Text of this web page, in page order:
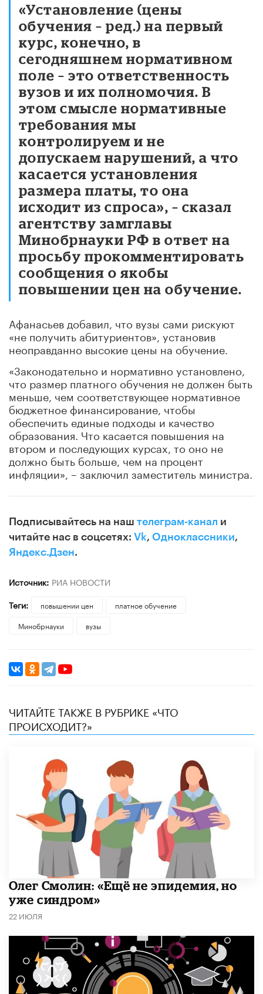
«Установление (цены
обучения – ред.) на первый
курс, конечно, в
сегодняшнем нормативном
поле – это ответственность
вузов и их полномочия. В
этом смысле нормативные
требования мы
контролируем и не
допускаем нарушений, а что
касается установления
размера платы, то она
исходит из спроса», – сказал
агентству замглавы
Минобрнауки РФ в ответ на
просьбу прокомментировать
сообщения о якобы
повышении цен на обучение.
Афанасьев добавил, что вузы сами рискуют
«не получить абитуриентов», установив
неоправданно высокие цены на обучение.
«Законодательно и нормативно установлено,
что размер платного обучения не должен быть
меньше, чем соответствующее нормативное
бюджетное финансирование, чтобы
обеспечить единые подходы и качество
образования. Что касается повышения на
втором и последующих курсах, то оно не
должно быть больше, чем на процент
инфляции», – заключил заместитель министра.
Подписывайтесь на наш телеграм-канал и
читайте нас в соцсетях: Vk, Одноклассники,
Яндекс.Дзен.
Источник: РИА НОВОСТИ
Теги:
повышении цен
платное обучение
Минобрнауки
вузы
ЧИТАЙТЕ ТАКЖЕ В РУБРИКЕ «ЧТО
ПРОИСХОДИТ?»
​Олег Смолин: «Ещё не эпидемия, но
уже синдром»
22 ИЮЛЯ